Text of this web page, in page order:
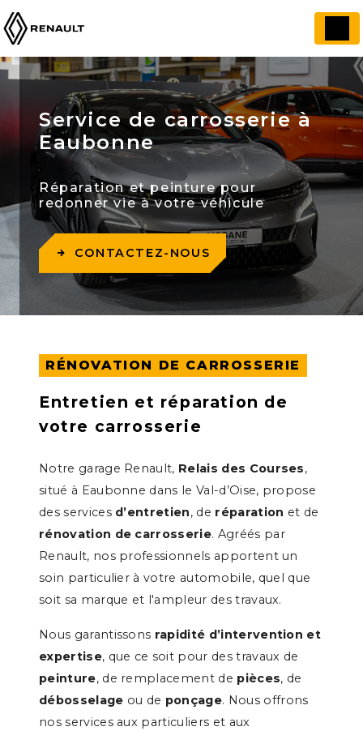
Service de carrosserie à
Eaubonne
Réparation et peinture pour
redonner vie à votre véhicule
CONTACTEZ-NOUS
RÉNOVATION DE CARROSSERIE
Entretien et réparation de
votre carrosserie
Notre garage Renault, Relais des Courses,
situé à Eaubonne dans le Val-d’Oise, propose
des services d’entretien, de réparation et de
rénovation de carrosserie. Agréés par
Renault, nos professionnels apportent un
soin particulier à votre automobile, quel que
soit sa marque et l'ampleur des travaux.
Nous garantissons rapidité d’intervention et
expertise, que ce soit pour des travaux de
peinture, de remplacement de pièces, de
débosselage ou de ponçage. Nous offrons
nos services aux particuliers et aux